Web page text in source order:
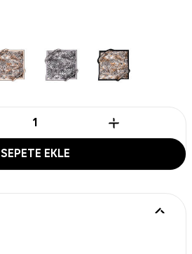
SEPETE EKLE